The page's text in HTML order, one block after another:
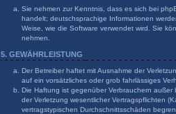
Sie nehmen zur Kenntnis, dass es sich bei
handelt; deutschsprachige Informationen
Weise, wie die Software verwendet wird. Sie
nehmen.
5. GEWÄHRLEISTUNG
Der Betreiber haftet mit Ausnahme der
auf ein vorsätzliches oder grob fahrlässiges
Die Haftung ist gegenüber Verbrauchern
der Verletzung wesentlicher Vertragspflichten
vertragstypischen Durchschnittsschäden